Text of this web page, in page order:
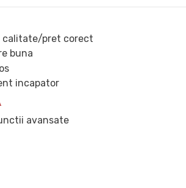
calitate/pret corect
buna
incapator
avansate